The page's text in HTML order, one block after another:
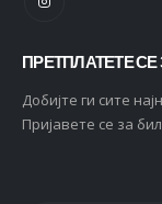
ПРЕТПЛАТЕТЕ
Добијте ги сите
Пријавете се за